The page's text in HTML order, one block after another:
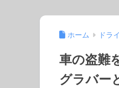
ホーム ドラ
車の盗難
グラバー